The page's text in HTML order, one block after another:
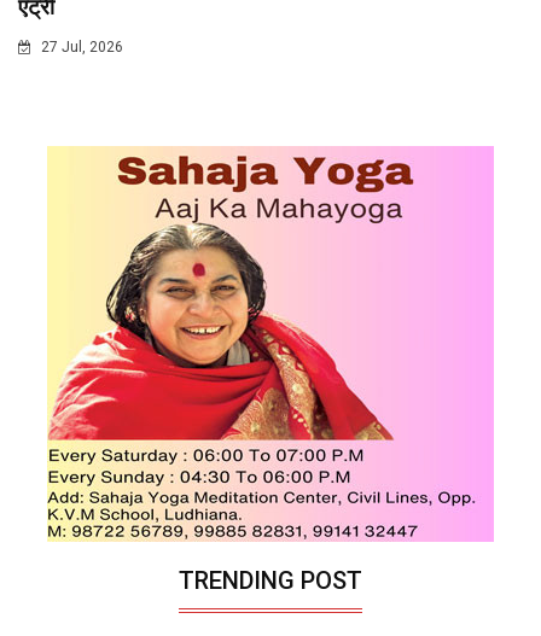
एंट्री
27 Jul, 2026
TRENDING POST